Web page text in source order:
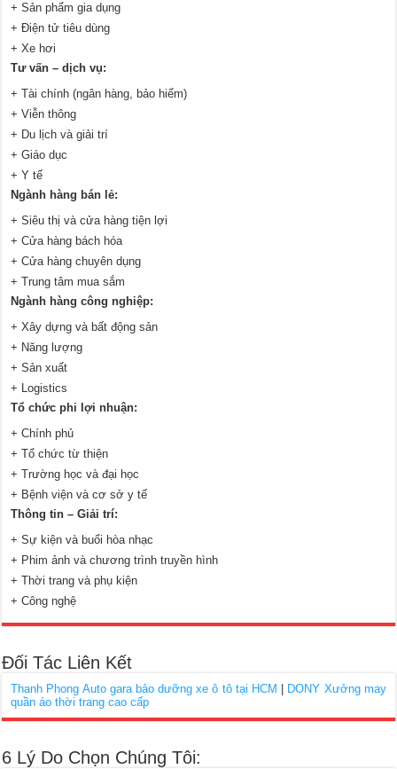
+ Sản phẩm gia dụng
+ Điện tử tiêu dùng
+ Xe hơi
Tư vấn – dịch vụ:
+ Tài chính (ngân hàng, bảo hiểm)
+ Viễn thông
+ Du lịch và giải trí
+ Giáo dục
+ Y tế
Ngành hàng bán lẻ:
+ Siêu thị và cửa hàng tiện lợi
+ Cửa hàng bách hóa
+ Cửa hàng chuyên dụng
+ Trung tâm mua sắm
Ngành hàng công nghiệp:
+ Xây dựng và bất động sản
+ Năng lượng
+ Sản xuất
+ Logistics
Tổ chức phi lợi nhuận:
+ Chính phủ
+ Tổ chức từ thiện
+ Trường học và đại học
+ Bệnh viện và cơ sở y tế
Thông tin – Giải trí:
+ Sự kiện và buổi hòa nhạc
+ Phim ảnh và chương trình truyền hình
+ Thời trang và phụ kiện
+ Công nghệ
Đối Tác Liên Kết
Thanh Phong Auto gara bảo dưỡng xe ô tô tại HCM
DONY Xưởng may
quần áo thời trang cao cấp
6 Lý Do Chọn Chúng Tôi: